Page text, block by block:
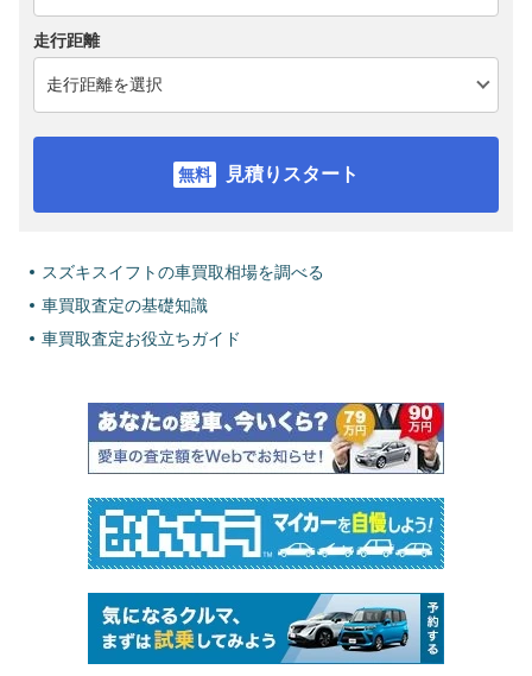
走行距離
見積りスタート
スズキスイフトの車買取相場を調べる
車買取査定の基礎知識
車買取査定お役立ちガイド